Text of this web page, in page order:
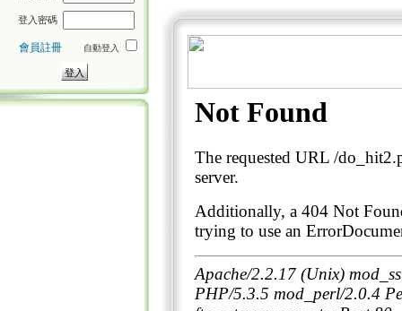
登入密碼
會員註冊 自動登入